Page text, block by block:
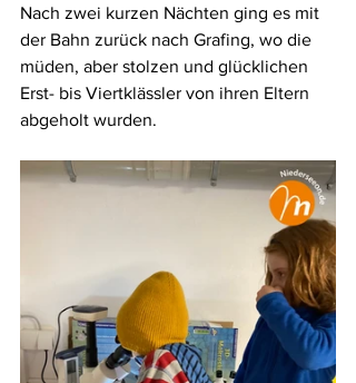
Nach zwei kurzen Nächten ging es mit
der Bahn zurück nach Grafing, wo die
müden, aber stolzen und glücklichen
Erst- bis Viertklässler von ihren Eltern
abgeholt wurden.